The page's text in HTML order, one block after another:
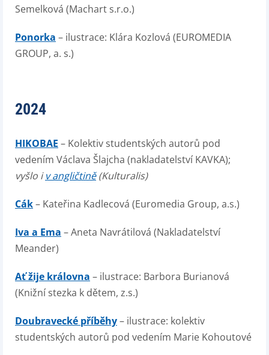
Semelková (Machart s.r.o.)
Ponorka – ilustrace: Klára Kozlová (EUROMEDIA
GROUP, a. s.)
2024
HIKOBAE – Kolektiv studentských autorů pod
vedením Václava Šlajcha (nakladatelství KAVKA);
vyšlo iv angličtině(Kulturalis)
Cák– Kateřina Kadlecová (Euromedia Group, a.s.)
Iva a Ema – Aneta Navrátilová (Nakladatelství
Meander)
Ať žije královna – ilustrace: Barbora Burianová
(Knižní stezka k dětem, z.s.)
Doubravecké příběhy– ilustrace: kolektiv
studentských autorů pod vedením Marie Kohoutové